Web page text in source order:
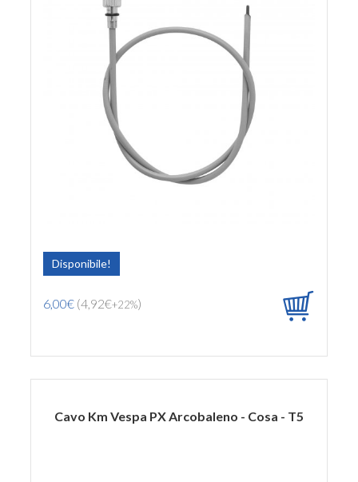
Disponibile!
6,00€ (4,92€+22%)
Cavo Km Vespa PX Arcobaleno - Cosa - T5